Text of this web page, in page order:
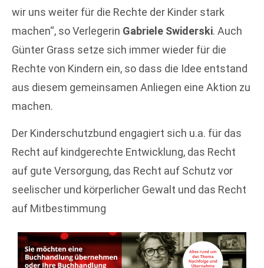
wir uns weiter für die Rechte der Kinder stark
machen“, so Verlegerin Gabriele Swiderski. Auch
Günter Grass setze sich immer wieder für die
Rechte von Kindern ein, so dass die Idee entstand
aus diesem gemeinsamen Anliegen eine Aktion zu
machen.
Der Kinderschutzbund engagiert sich u.a. für das
Recht auf kindgerechte Entwicklung, das Recht
auf gute Versorgung, das Recht auf Schutz vor
seelischer und körperlicher Gewalt und das Recht
auf Mitbestimmung